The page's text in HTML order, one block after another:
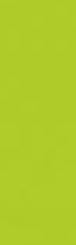
la fe
que tenían
por cuenta
manifestó
como en casa;
africano es
a más de